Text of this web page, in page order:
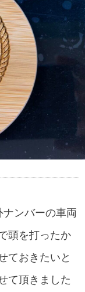
ンバーの車両
頭を打ったか
ておきたいと
て頂きました